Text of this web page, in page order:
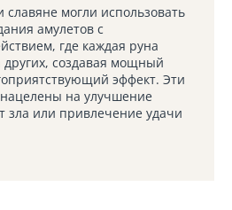
славяне могли использовать
амулетов с
где каждая руна
других, создавая мощный
эффект. Эти
на улучшение
зла или привлечение удачи